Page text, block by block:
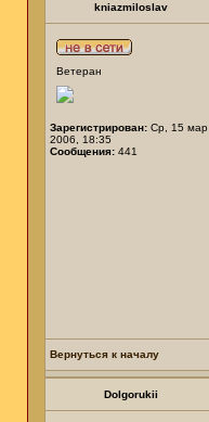
kniazmiloslav
Ветеран
Зарегистрирован: Ср, 15 мар
2006, 18:35
Сообщения: 441
Вернуться к началу
Dolgorukii